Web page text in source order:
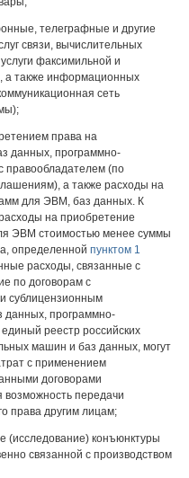
телеграфные и другие
связи, вычислительных
факсимильной и
а также информационных
сеть
права на
данных, программно-
правообладателем (по
а также расходы на
для ЭВМ, баз данных. К
на приобретение
ЭВМ стоимостью менее суммы
определенной пунктом 1
расходы, связанные с
по договорам с
сублицензионным
данных, программно-
реестр российских
машин и баз данных, могут
с применением
договорами
передачи
права другим лицам;
(исследование) конъюнктуры
связанной с производством